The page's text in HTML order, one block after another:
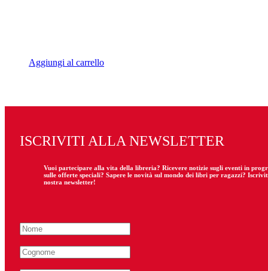
Aggiungi al carrello
ISCRIVITI ALLA NEWSLETTER
Vuoi partecipare alla vita della libreria? Ricevere notizie sugli eventi in
sulle offerte speciali? Sapere le novità sul mondo dei libri per ragazzi?
nostra newsletter!